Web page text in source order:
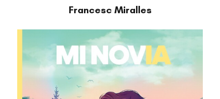
Francesc Miralles